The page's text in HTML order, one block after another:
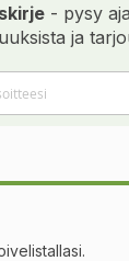
- pysy
ja